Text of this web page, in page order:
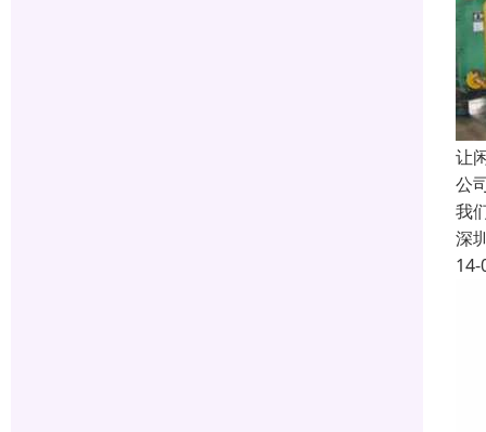
让
公
我
深
14-